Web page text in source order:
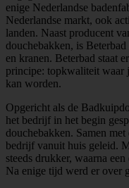
enige Nederlandse
Nederlandse markt, ook
landen. Naast producent
douchebakken, is
en kranen. Beterbad staat
principe: topkwaliteit waar
kan worden.
Opgericht als de
het bedrijf in het begin
douchebakken. Samen
bedrijf vanuit huis geleid.
steeds drukker, waarna
Na enige tijd werd er over